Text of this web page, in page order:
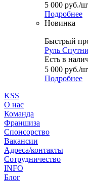
5 000 руб./
Подробнее
Новинка
Быстрый
Руль
Есть в
5 000 руб./
Подробнее
KSS
О нас
Команда
Франшиза
Спонсорство
Вакансии
Адреса/контакты
Сотрудничество
INFO
Блог